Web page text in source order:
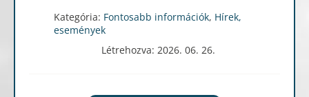
Kategória: Fontosabb információk, Hírek,
események
Létrehozva: 2026. 06. 26.